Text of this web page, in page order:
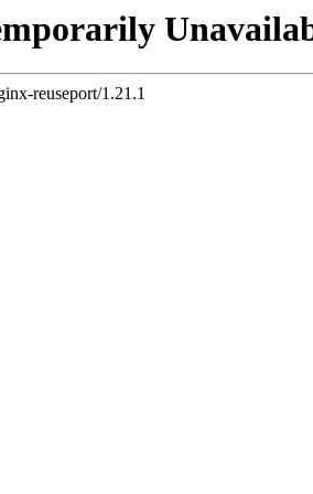
reuseport/1.21.1